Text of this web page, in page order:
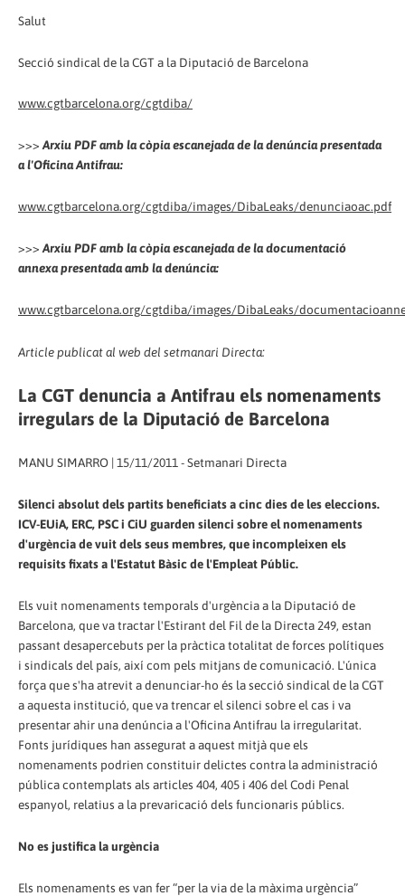
Salut
Secció sindical de la CGT a la Diputació de Barcelona
www.cgtbarcelona.org/cgtdiba/
>>>Arxiu PDF amb la còpia escanejada de la denúncia presentada
a l'Oficina Antifrau:
www.cgtbarcelona.org/cgtdiba/images/DibaLeaks/denunciaoac.pdf
>>>Arxiu PDF amb la còpia escanejada de la documentació
annexa presentada amb la denúncia:
www.cgtbarcelona.org/cgtdiba/images/DibaLeaks/
Article publicat al web del setmanari Directa:
La CGT denuncia a Antifrau els nomenaments
irregulars de la Diputació de Barcelona
MANU SIMARRO | 15/11/2011 - Setmanari Directa
Silenci absolut dels partits beneficiats a cinc dies de les eleccions.
ICV-EUiA, ERC, PSC i CiU guarden silenci sobre el nomenaments
d'urgència de vuit dels seus membres, que incompleixen els
requisits fixats a l'Estatut Bàsic de l'Empleat Públic.
Els vuit nomenaments temporals d'urgència a la Diputació de
Barcelona, que va tractar l'Estirant del Fil de la Directa 249, estan
passant desapercebuts per la pràctica totalitat de forces polítiques
i sindicals del país, així com pels mitjans de comunicació. L'única
força que s'ha atrevit a denunciar-ho és la secció sindical de la CGT
a aquesta institució, que va trencar el silenci sobre el cas i va
presentar ahir una denúncia a l'Oficina Antifrau la irregularitat.
Fonts jurídiques han assegurat a aquest mitjà que els
nomenaments podrien constituir delictes contra la administració
pública contemplats als articles 404, 405 i 406 del Codi Penal
espanyol, relatius a la prevaricació dels funcionaris públics.
No es justifica la urgència
Els nomenaments es van fer “per la via de la màxima urgència”